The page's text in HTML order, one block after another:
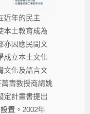
近年的民主
本土教育成為
亦因應民間文
成立本土文化
文化及語言文
壽教授商請姚
定計畫書提出
置。2002年